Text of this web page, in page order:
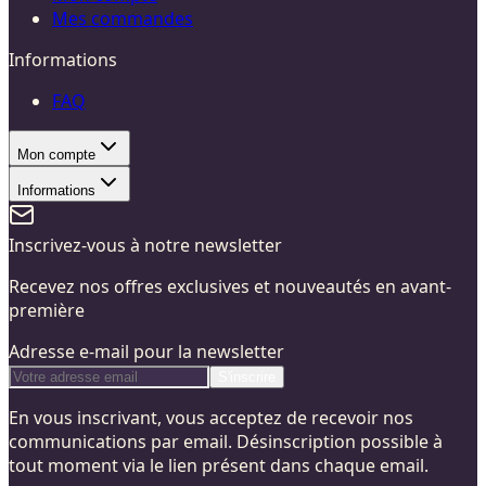
Mes commandes
Informations
FAQ
Mon compte
Informations
Inscrivez-vous à notre newsletter
Recevez nos offres exclusives et nouveautés en avant-
première
Adresse e-mail pour la newsletter
En vous inscrivant, vous acceptez de recevoir nos
communications par email. Désinscription possible à
tout moment via le lien présent dans chaque email.